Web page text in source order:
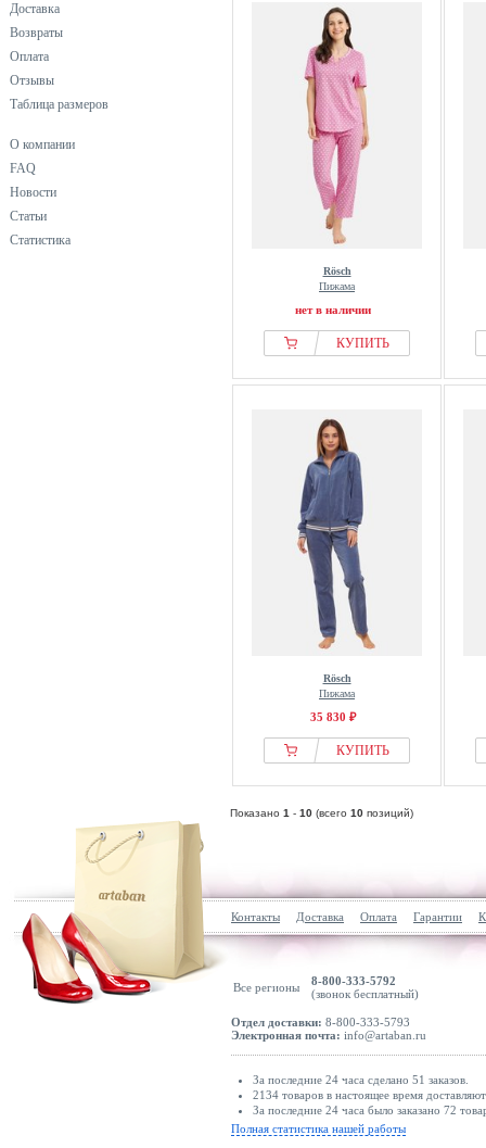
Доставка
Возвраты
Оплата
Отзывы
Таблица размеров
О компании
FAQ
Новости
Статьи
Статистика
Rösch
Пижама
нет в наличии
КУПИТЬ
Rösch
Пижама
35 830 ₽
КУПИТЬ
Показано 1 - 10 (всего 10 позиций)
Контакты Доставка Оплата Гарантии
Все регионы
8-800-333-5792
(звонок бесплатный)
Отдел доставки: 8-800-333-5793
Электронная почта: info@artaban.ru
За последние 24 часа сделано 51 заказов.
2134 товаров в настоящее время
За последние 24 часа было заказано 72
Полная статистика нашей работы